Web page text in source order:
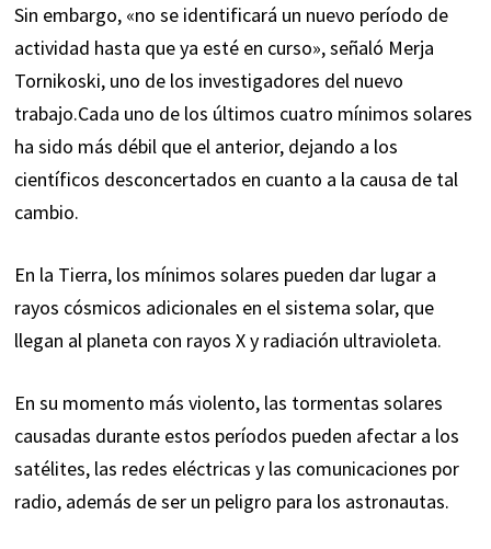
Sin embargo, «no se identificará un nuevo período de
actividad hasta que ya esté en curso», señaló Merja
Tornikoski, uno de los investigadores del nuevo
trabajo.Cada uno de los últimos cuatro mínimos solares
ha sido más débil que el anterior, dejando a los
científicos desconcertados en cuanto a la causa de tal
cambio.
En la Tierra, los mínimos solares pueden dar lugar a
rayos cósmicos adicionales en el sistema solar, que
llegan al planeta con rayos X y radiación ultravioleta.
En su momento más violento, las tormentas solares
causadas durante estos períodos pueden afectar a los
satélites, las redes eléctricas y las comunicaciones por
radio, además de ser un peligro para los astronautas.